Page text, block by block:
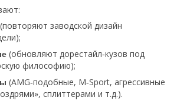
(повторяют заводской дизайн
(обновляют дорестайл‑кузов под
философию);
(AMG‑подобные, M‑Sport, агрессивные
сплиттерами и т.д.).